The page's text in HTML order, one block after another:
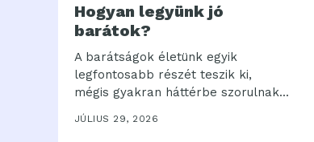
Hogyan legyünk jó
barátok?
A barátságok életünk egyik
legfontosabb részét teszik ki,
mégis gyakran háttérbe szorulnak...
JÚLIUS 29, 2026